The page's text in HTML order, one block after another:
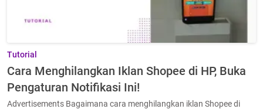
Tutorial
Cara Menghilangkan Iklan Shopee di HP, Buka
Pengaturan Notifikasi Ini!
Advertisements Bagaimana cara menghilangkan iklan Shopee di